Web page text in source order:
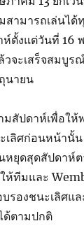
สามารถเล่นไ
ห์ตั้งแต่วันที่ 16
จะเสร็จสมบูร
นายน
สัปดาห์เพื่อให้
เลิศก่อนหน้านั้
หยุดสุดสัปดาห์
ห้ทีมและ
รองชนะเลิศแ
ด้ตามปกติ